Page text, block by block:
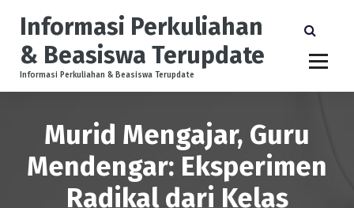
o
Informasi Perkuliahan
& Beasiswa Terupdate
Informasi Perkuliahan & Beasiswa Terupdate
Murid Mengajar, Guru
Mendengar: Eksperimen
Radikal dari Kelas